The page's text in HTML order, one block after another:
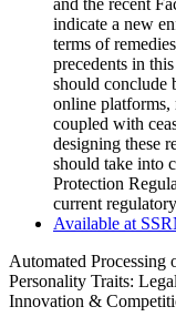
indicate a new
terms of
precedents in
should conclude
online platforms,
coupled with
designing these
should take into
Protection
current
Available at
Automated Processing
Personality Traits:
Innovation &